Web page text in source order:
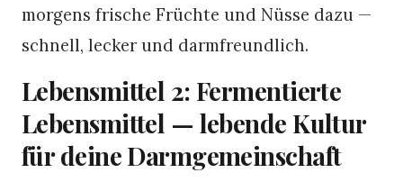
morgens frische Früchte und Nüsse dazu —
schnell, lecker und darmfreundlich.
Lebensmittel 2: Fermentierte
Lebensmittel — lebende Kultur
für deine Darmgemeinschaft